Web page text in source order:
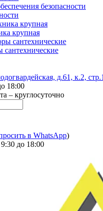
безопасности
крупная
сантехнические
д.61, к.2, стр.1
18:00
– круглосуточно
в WhatsApp)
до 18:00